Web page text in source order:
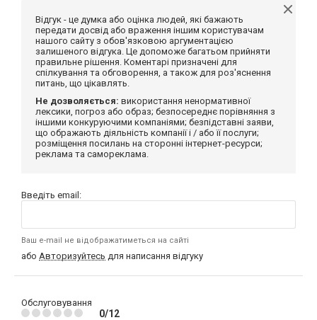
Відгук - це думка або оцінка людей, які бажають
передати досвід або враження іншим користувачам
нашого сайту з обов'язковою аргументацією
залишеного відгука. Це допоможе багатьом прийняти
правильне рішення. Коментарі призначені для
спілкування та обговорення, а також для роз'яснення
питань, що цікавлять.
Не дозволяється: використання ненормативної
лексики, погроз або образ; безпосереднє порівняння з
іншими конкуруючими компаніями; безпідставні заяви,
що ображають діяльність компанії і / або її послуги;
розміщення посилань на сторонні інтернет-ресурси;
реклама та самореклама.
Введіть email:
Ваш e-mail не відображатиметься на сайті
або Авторизуйтесь для написання відгуку
Обслуговування
0/12